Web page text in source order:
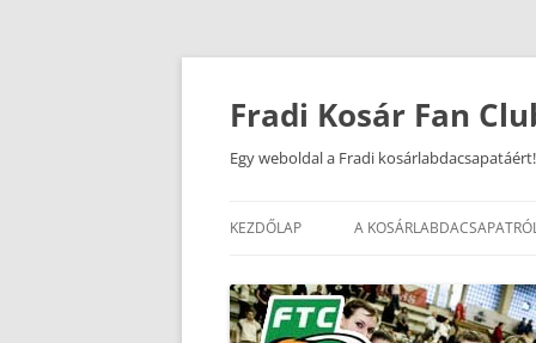
Kilépés
tartalomba
Fradi Kosár Fan
Egy weboldal a Fradi kosárlabdacsapatáért!
KEZDŐLAP A